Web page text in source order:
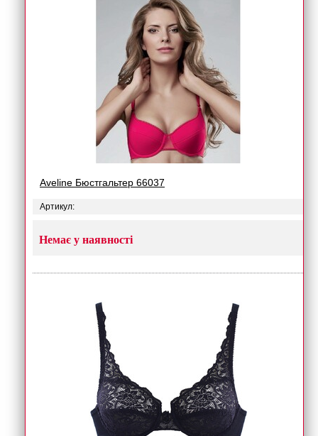
Aveline Бюстгальтер 66037
Артикул:
Немає у наявності